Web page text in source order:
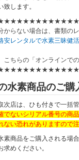
致します。
からない場合は、書類の
安レンタルで水素三昧健
こちらの「オンラインで
水素商品のご購
次店は、ひも付きで一括
でないシリアル番号の商
ない恐れがありますので
素商品をご購入される場
求めください。